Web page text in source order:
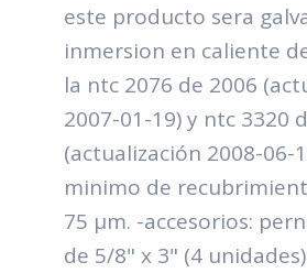
este producto sera
inmersion en caliente
la ntc 2076 de 2006
2007-01-19) y ntc 3320
(actualización 2008-06-
minimo de
75 μm. -accesorios:
de 5/8" x 3" (4